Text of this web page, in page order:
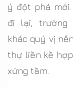
ý đột phá
đi lại, trường
khác quý vị
thự liền kề
xứng tầm.